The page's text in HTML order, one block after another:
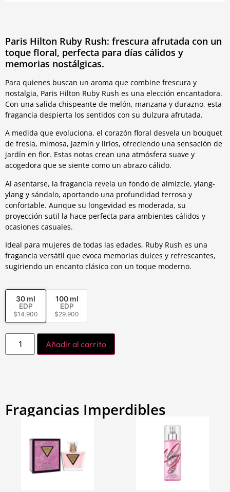
Paris Hilton Ruby Rush: frescura afrutada con un
toque floral, perfecta para días cálidos y
memorias nostálgicas.
Para quienes buscan un aroma que combine frescura y
nostalgia, Paris Hilton Ruby Rush es una elección encantadora.
Con una salida chispeante de melón, manzana y durazno, esta
fragancia despierta los sentidos con su dulzura afrutada.
A medida que evoluciona, el corazón floral desvela un bouquet
de fresia, mimosa, jazmín y lirios, ofreciendo una sensación de
jardín en flor. Estas notas crean una atmósfera suave y
acogedora que se siente como un abrazo cálido.
Al asentarse, la fragancia revela un fondo de almizcle, ylang-
ylang y sándalo, aportando una profundidad terrosa y
confortable. Aunque su longevidad es moderada, su
proyección sutil la hace perfecta para ambientes cálidos y
ocasiones casuales.
Ideal para mujeres de todas las edades, Ruby Rush es una
fragancia versátil que evoca memorias dulces y refrescantes,
sugiriendo un encanto clásico con un toque moderno.
30 ml
EDP
$14.900
100 ml
EDP
$29.900
Añadir al carrito
Fragancias Imperdibles